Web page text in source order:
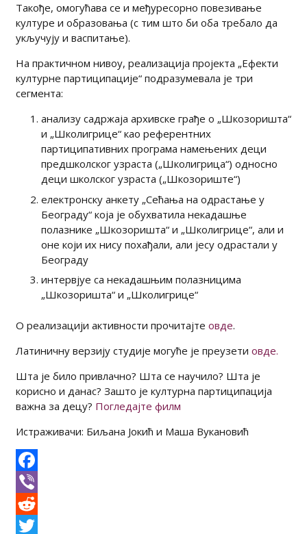
Такође, омогућава се и међуресорно повезивање
културе и образовања (с тим што би оба требало да
укључују и васпитање).
На практичном нивоу, реализација пројекта „Ефекти
културне партиципације“ подразумевала је три
сегмента:
анализу садржаја архивске грађе о „Шкозоришта“
и „Школигрице“ као референтних
партиципативних програма намењених деци
предшколског узраста („Школигрица“) односно
деци школског узраста („Шкозориште“)
електронску анкету „Сећања на одрастање у
Београду“ која је обухватила некадашње
полазнике „Шкозоришта“ и „Школигрице“, али и
оне који их нису похађали, али јесу одрастали у
Београду
интервјуе са некадашњим полазницима
„Шкозоришта“ и „Школигрице“
О реализацији активности прочитајте овде.
Латиничну верзију студије могуће је преузети овде.
Шта је било привлачно? Шта се научило? Шта је
корисно и данас? Зашто је културна партиципација
важна за децу? Погледајте филм
Истраживачи: Биљана Јокић и Маша Вукановић
Facebook
Viber
Reddit